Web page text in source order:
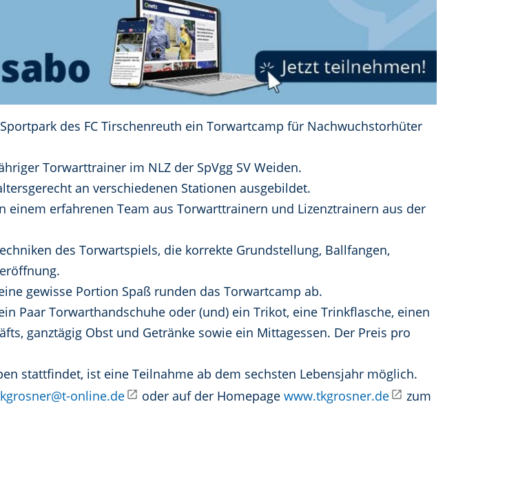
des FC Tirschenreuth ein Torwartcamp für Nachwuchstorhüter
Torwarttrainer im NLZ der SpVgg SV Weiden.
an verschiedenen Stationen ausgebildet.
erfahrenen Team aus Torwarttrainern und Lizenztrainern aus der
des Torwartspiels, die korrekte Grundstellung, Ballfangen,
gewisse Portion Spaß runden das Torwartcamp ab.
Paar Torwarthandschuhe oder (und) ein Trikot, eine Trinkflasche, einen
ganztägig Obst und Getränke sowie ein Mittagessen. Der Preis pro
stattfindet, ist eine Teilnahme ab dem sechsten Lebensjahr möglich.
online.de oder auf der Homepage www.tkgrosner.de
zum